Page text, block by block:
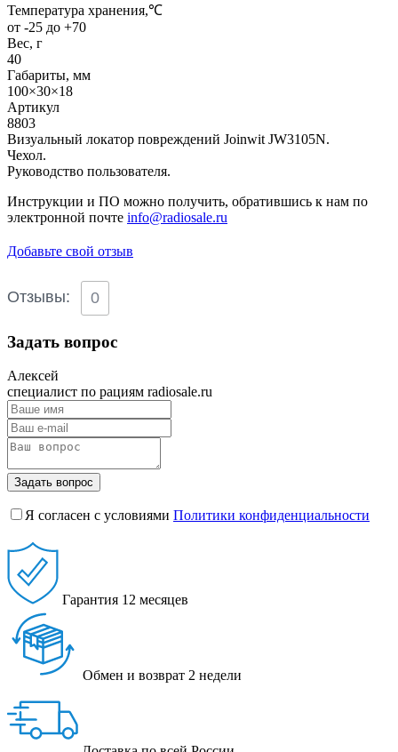
Температура хранения,℃
от -25 до +70
Вес, г
40
Габариты, мм
100×30×18
Артикул
8803
Визуальный локатор повреждений Joinwit JW3105N.
Чехол.
Руководство пользователя.
Инструкции и ПО можно получить, обратившись к нам по
электронной почте info@radiosale.ru
Добавьте свой отзыв
Отзывы: 0
Задать вопрос
Алексей
специалист по рациям radiosale.ru
Задать вопрос
Я согласен с условиями Политики конфиденциальности
Гарантия 12 месяцев
Обмен и возврат 2 недели